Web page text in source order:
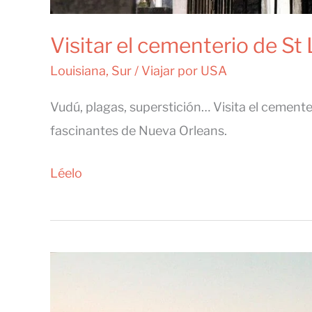
Visitar el cementerio de St
Louisiana, Sur / Viajar por USA
Vudú, plagas, superstición… Visita el
fascinantes de Nueva Orleans.
Visitar
cementerio
Léelo